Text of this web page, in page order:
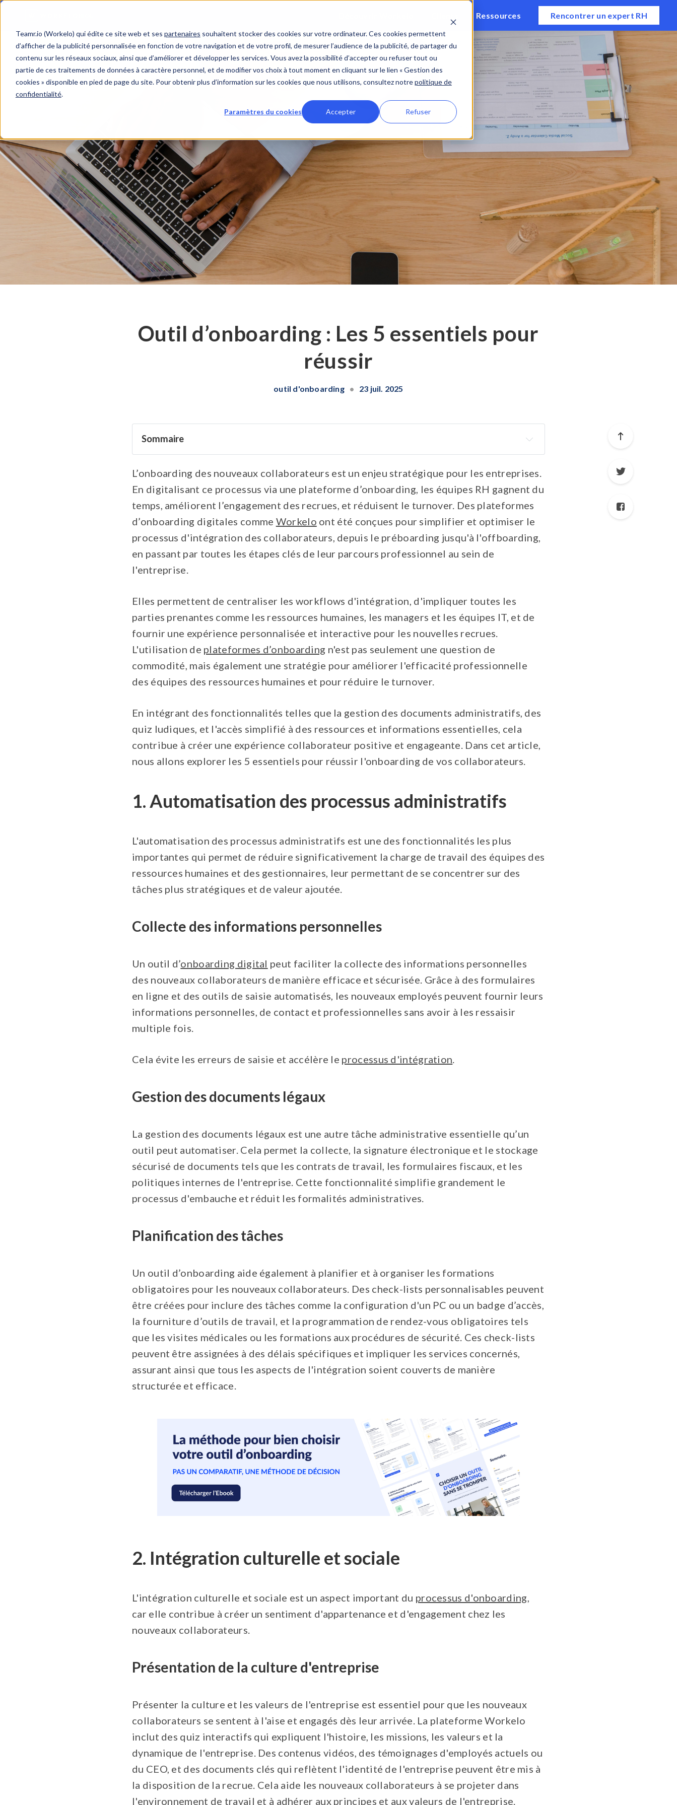
Teamr.io (Workelo) qui édite ce site web et ses partenaires souhaitent stocker des cookies sur votre ordinateur. Ces cookies permettent
d’afficher de la publicité personnalisée en fonction de votre navigation et de votre profil, de mesurer l’audience de la publicité, de partager du
contenu sur les réseaux sociaux, ainsi que d’améliorer et développer les services. Vous avez la possibilité d’accepter ou refuser tout ou
partie de ces traitements de données à caractère personnel, et de modifier vos choix à tout moment en cliquant sur le lien « Gestion des
cookies » disponible en pied de page du site. Pour obtenir plus d’information sur les cookies que nous utilisons, consultez notrepolitique de
confidentialité.
Paramètres du cookies Accepter Refuser
Ressources Rencontrer un expert RH
Outil d’onboarding : Les 5 essentiels pour
réussir
outil d'onboarding • 23 juil. 2025
Sommaire
Automatisation des processus administratifs
Intégration culturelle et sociale
Mobile et accessibilité
Personnalisation de l'expérience et intégration
Reporting et analytics
FAQ
L’onboarding des nouveaux collaborateurs est un enjeu stratégique pour les entreprises.
En digitalisant ce processus via une plateforme d’onboarding, les équipes RH gagnent du
temps, améliorent l’engagement des recrues, et réduisent le turnover. Des plateformes
d’onboarding digitales comme Workelo ont été conçues pour simplifier et optimiser le
processus d'intégration des collaborateurs, depuis le préboarding jusqu'à l'offboarding,
en passant par toutes les étapes clés de leur parcours professionnel au sein de
l'entreprise.
Elles permettent de centraliser les workflows d'intégration, d'impliquer toutes les
parties prenantes comme les ressources humaines, les managers et les équipes IT, et de
fournir une expérience personnalisée et interactive pour les nouvelles recrues.
L'utilisation de plateformes d’onboarding n'est pas seulement une question de
commodité, mais également une stratégie pour améliorer l'efficacité professionnelle
des équipes des ressources humaines et pour réduire le turnover.
En intégrant des fonctionnalités telles que la gestion des documents administratifs, des
quiz ludiques, et l'accès simplifié à des ressources et informations essentielles, cela
contribue à créer une expérience collaborateur positive et engageante. Dans cet article,
nous allons explorer les 5 essentiels pour réussir l'onboarding de vos collaborateurs.
1. Automatisation des processus administratifs
L'automatisation des processus administratifs est une des fonctionnalités les plus
importantes qui permet de réduire significativement la charge de travail des équipes des
ressources humaines et des gestionnaires, leur permettant de se concentrer sur des
tâches plus stratégiques et de valeur ajoutée.
Collecte des informations personnelles
Un outil d’onboarding digital peut faciliter la collecte des informations personnelles
des nouveaux collaborateurs de manière efficace et sécurisée. Grâce à des formulaires
en ligne et des outils de saisie automatisés, les nouveaux employés peuvent fournir leurs
informations personnelles, de contact et professionnelles sans avoir à les ressaisir
multiple fois.
Cela évite les erreurs de saisie et accélère le processus d'intégration.
Gestion des documents légaux
La gestion des documents légaux est une autre tâche administrative essentielle qu’un
outil peut automatiser. Cela permet la collecte, la signature électronique et le stockage
sécurisé de documents tels que les contrats de travail, les formulaires fiscaux, et les
politiques internes de l'entreprise. Cette fonctionnalité simplifie grandement le
processus d'embauche et réduit les formalités administratives.
Planification des tâches
Un outil d’onboarding aide également à planifier et à organiser les formations
obligatoires pour les nouveaux collaborateurs. Des check-lists personnalisables peuvent
être créées pour inclure des tâches comme la configuration d'un PC ou un badge d’accès,
la fourniture d’outils de travail, et la programmation de rendez-vous obligatoires tels
que les visites médicales ou les formations aux procédures de sécurité. Ces check-lists
peuvent être assignées à des délais spécifiques et impliquer les services concernés,
assurant ainsi que tous les aspects de l'intégration soient couverts de manière
structurée et efficace.
2. Intégration culturelle et sociale
L'intégration culturelle et sociale est un aspect important du processus d'onboarding,
car elle contribue à créer un sentiment d'appartenance et d'engagement chez les
nouveaux collaborateurs.
Présentation de la culture d'entreprise
Présenter la culture et les valeurs de l'entreprise est essentiel pour que les nouveaux
collaborateurs se sentent à l'aise et engagés dès leur arrivée. La plateforme Workelo
inclut des quiz interactifs qui expliquent l'histoire, les missions, les valeurs et la
dynamique de l'entreprise. Des contenus vidéos, des témoignages d'employés actuels ou
du CEO, et des documents clés qui reflètent l'identité de l'entreprise peuvent être mis à
la disposition de la recrue. Cela aide les nouveaux collaborateurs à se projeter dans
l'environnement de travail et à adhérer aux principes et aux valeurs de l'entreprise.